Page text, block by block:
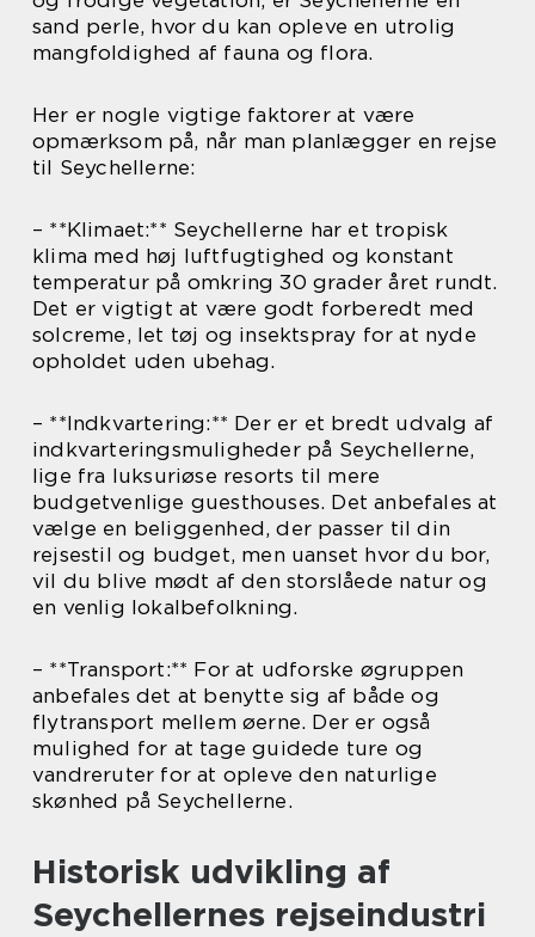
sand perle, hvor du kan opleve en utrolig
mangfoldighed af fauna og flora.
Her er nogle vigtige faktorer at være
opmærksom på, når man planlægger en rejse
til Seychellerne:
– **Klimaet:** Seychellerne har et tropisk
klima med høj luftfugtighed og konstant
temperatur på omkring 30 grader året rundt.
Det er vigtigt at være godt forberedt med
solcreme, let tøj og insektspray for at nyde
opholdet uden ubehag.
– **Indkvartering:** Der er et bredt udvalg af
indkvarteringsmuligheder på Seychellerne,
lige fra luksuriøse resorts til mere
budgetvenlige guesthouses. Det anbefales at
vælge en beliggenhed, der passer til din
rejsestil og budget, men uanset hvor du bor,
vil du blive mødt af den storslåede natur og
en venlig lokalbefolkning.
– **Transport:** For at udforske øgruppen
anbefales det at benytte sig af både og
flytransport mellem øerne. Der er også
mulighed for at tage guidede ture og
vandreruter for at opleve den naturlige
skønhed på Seychellerne.
Historisk udvikling af
Seychellernes rejseindustri